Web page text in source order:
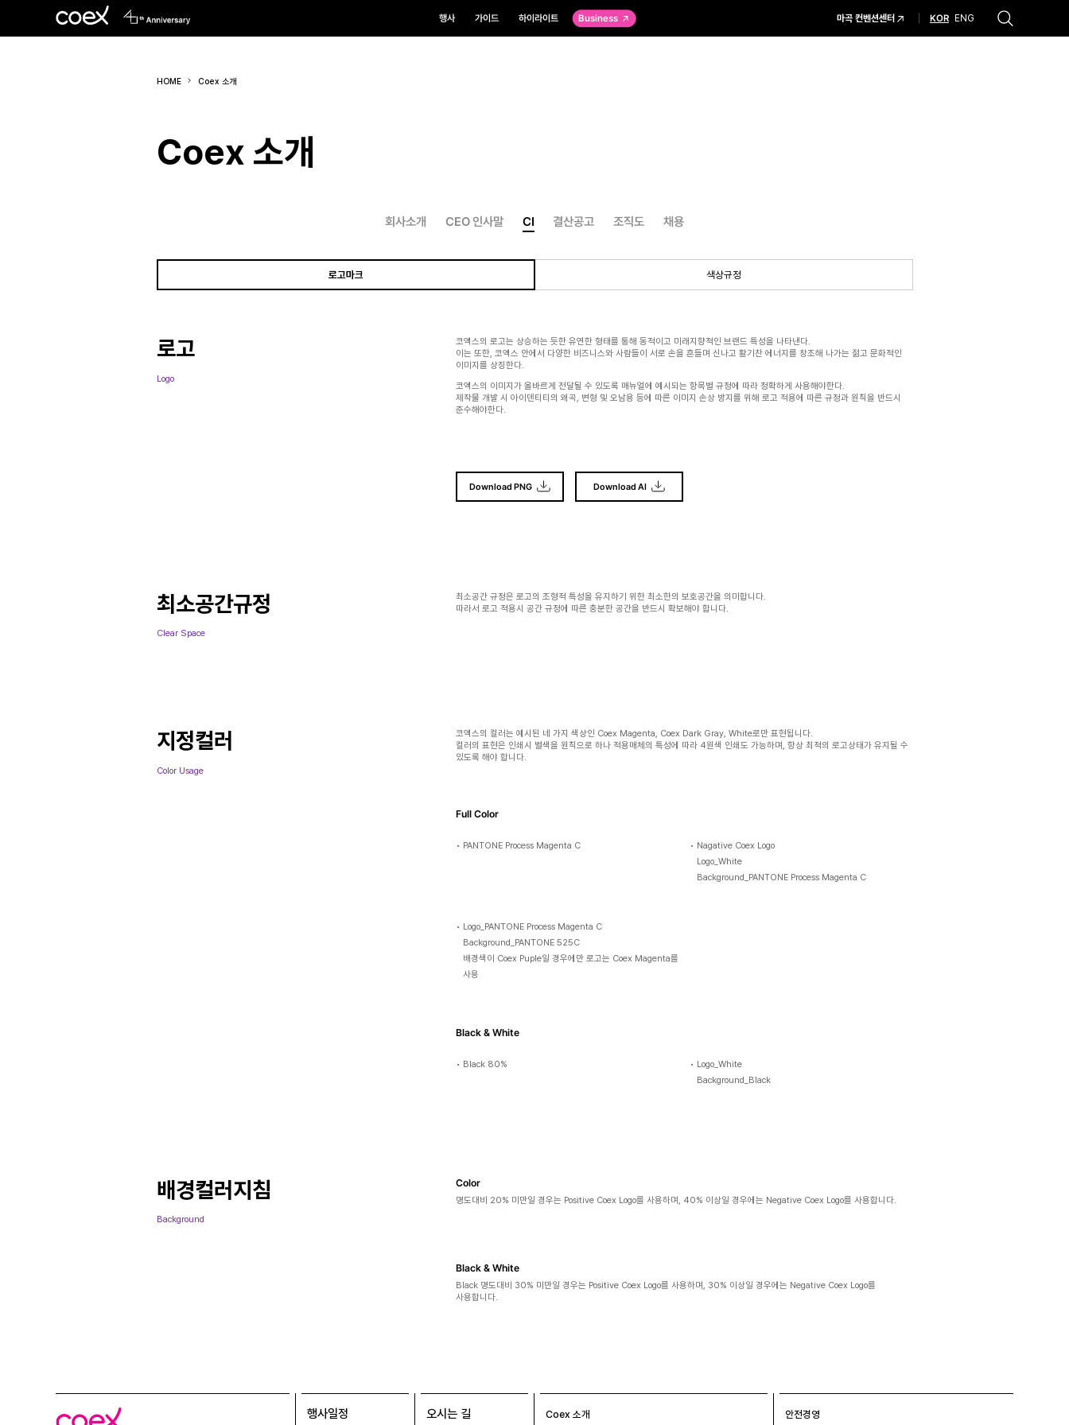
행사 가이드 하이라이트 Business 마곡 컨벤션센터 KOR ENG
HOME Coex 소개
Coex 소개
회사소개 CEO 인사말 CI 결산공고 조직도 채용
로고마크 색상규정
로고
Logo
코엑스의 로고는 상승하는 듯한 유연한 형태를 통해 동적이고 미래지향적인 브랜드 특성을 나타낸다.
이는 또한, 코엑스 안에서 다양한 비즈니스와 사람들이 서로 손을 흔들며 신나고 활기찬 에너지를 창조해 나가는 젊고 문화적인
이미지를 상징한다.
코엑스의 이미지가 올바르게 전달될 수 있도록 매뉴얼에 예시되는 항목별 규정에 따라 정확하게 사용해야한다.
제작물 개발 시 아이덴티티의 왜곡, 변형 및 오남용 등에 따른 이미지 손상 방지를 위해 로고 적용에 따른 규정과 원칙을 반드시
준수해야한다.
Download PNG Download AI
최소공간규정
Clear Space
최소공간 규정은 로고의 조형적 특성을 유지하기 위한 최소한의 보호공간을 의미합니다.
따라서 로고 적용시 공간 규정에 따른 충분한 공간을 반드시 확보해야 합니다.
지정컬러
Color Usage
코엑스의 컬러는 예시된 네 가지 색상인 Coex Magenta, Coex Dark Gray, White로만 표현됩니다.
컬러의 표현은 인쇄시 별색을 원칙으로 하나 적용매체의 특성에 따라 4원색 인쇄도 가능하며, 항상 최적의 로고상태가 유지될 수
있도록 해야 합니다.
Full Color
• PANTONE Process Magenta C • Nagative Coex Logo
Logo_White
Background_PANTONE Process Magenta C
• Logo_PANTONE Process Magenta C
Background_PANTONE 525C
배경색이 Coex Puple일 경우에만 로고는 Coex Magenta를
사용
Black & White
• Black 80% • Logo_White
Background_Black
배경컬러지침
Background
Color
명도대비 20% 미만일 경우는 Positive Coex Logo를 사용하며, 40% 이상일 경우에는 Negative Coex Logo를 사용합니다.
Black & White
Black 명도대비 30% 미만일 경우는 Positive Coex Logo를 사용하며, 30% 이상일 경우에는 Negative Coex Logo를
사용합니다.
코
행사일정 오시는 길 Coex 소개 안전경영